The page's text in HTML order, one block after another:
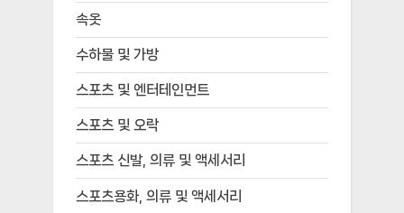
속옷
수하물 및 가방
스포츠 및 엔터테인먼트
스포츠 및 오락
스포츠 신발, 의류 및 액세서리
스포츠용화, 의류 및 액세서리